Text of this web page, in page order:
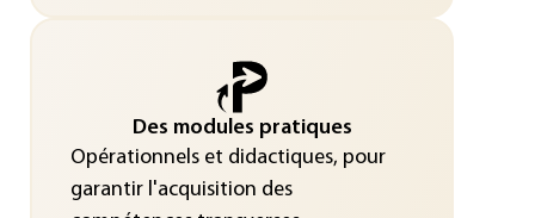
Des modules pratiques
Opérationnels et didactiques, pour
garantir l'acquisition des